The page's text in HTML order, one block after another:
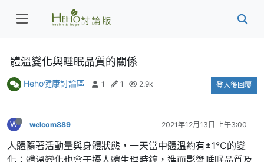
體溫變化與睡眠品質的關係
Heho健康討論區 1 1 2.9k 登入後回覆
W welcom889 2021年12月13日 上午3:00
人體隨著活動量與身體狀態，一天當中體溫約有±1°C的變
化；體溫變化也會干擾人體生理時鐘，進而影響睡眠品質及